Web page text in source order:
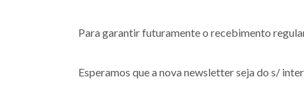
Para garantir futuramente o recebimento
Esperamos que a nova newsletter seja do s/